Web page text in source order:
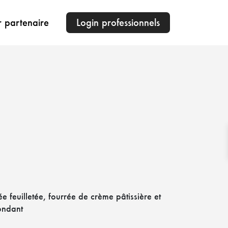
partenaire Login professionnels
feuilletée, fourrée de crème pâtissière et